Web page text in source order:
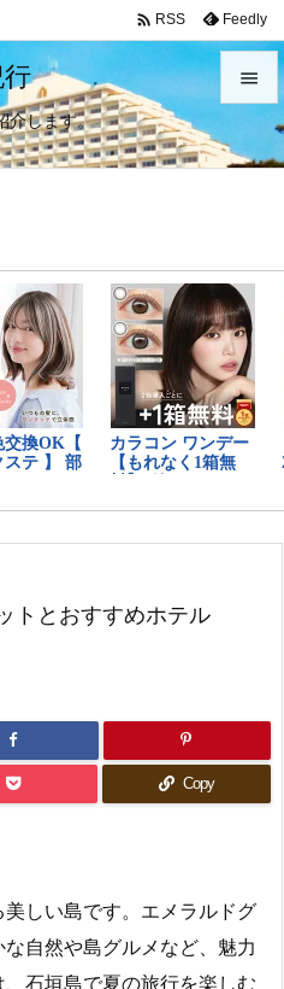
介します。

メニュ
前へ

次へ

検索
 RSS Feedly
トとおすすめホテル
Copy
しい島です。エメラルドグ
自然や島グルメなど、魅力
石垣島で夏の旅行を楽しむ